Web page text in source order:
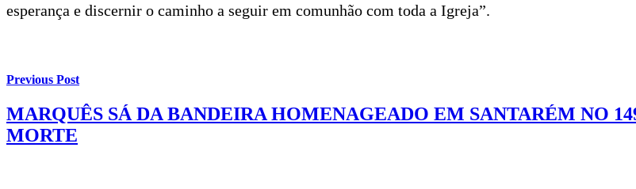
esperança e discernir o caminho a seguir em comunhão com toda a Igreja”.
Previous Post
MARQUÊS SÁ DA BANDEIRA HOMENAGEADO EM SANTARÉM NO
MORTE